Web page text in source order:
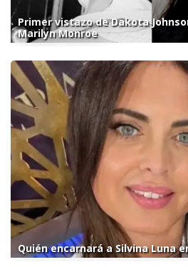
Primer vistazo de Dakota
Marilyn Monroe
Quién encarnará a Silvina Luna